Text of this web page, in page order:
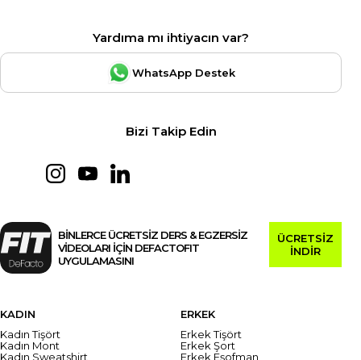
Yardıma mı ihtiyacın var?
WhatsApp Destek
Bizi Takip Edin
BİNLERCE ÜCRETSİZ DERS & EGZERSİZ
VİDEOLARI İÇİN DEFACTOFIT
UYGULAMASINI
ÜCRETSİZ
İNDİR
KADIN
Kadın Tişört
Kadın Mont
Kadın Sweatshirt
ERKEK
Erkek Tişört
Erkek Şort
Erkek Eşofman